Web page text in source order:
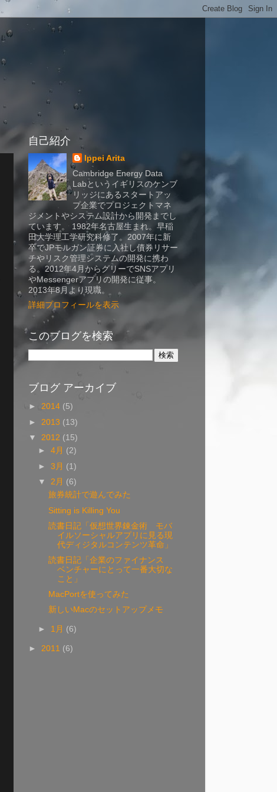
自己紹介
Ippei Arita
Cambridge Energy Data
Labというイギリスのケンブ
リッジにあるスタートアッ
プ企業でプロジェクトマネ
ジメントやシステム設計から開発までし
ています。 1982年名古屋生まれ。早稲
田大学理工学研究科修了。2007年に新
卒でJPモルガン証券に入社し債券リサー
チやリスク管理システムの開発に携わ
る。2012年4月からグリーでSNSアプリ
やMessengerアプリの開発に従事。
2013年8月より現職。
詳細プロフィールを表示
このブログを検索
ブログ アーカイブ
► 2014 (5)
► 2013 (13)
▼ 2012 (15)
►4月 (2)
►3月 (1)
▼ 2月 (6)
旅券統計で遊んでみた
Sitting is Killing You
読書日記「仮想世界錬金術 モバ
イルソーシャルアプリに見る現
代ディジタルコンテンツ革命」
読書日記「企業のファイナンス
ベンチャーにとって一番大切な
こと」
MacPortを使ってみた
新しいMacのセットアップメモ
► 1月 (6)
► 2011 (6)